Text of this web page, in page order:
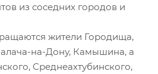
из соседних городов и
жители Городища,
на-Дону, Камышина, а
Среднеахтубинского,